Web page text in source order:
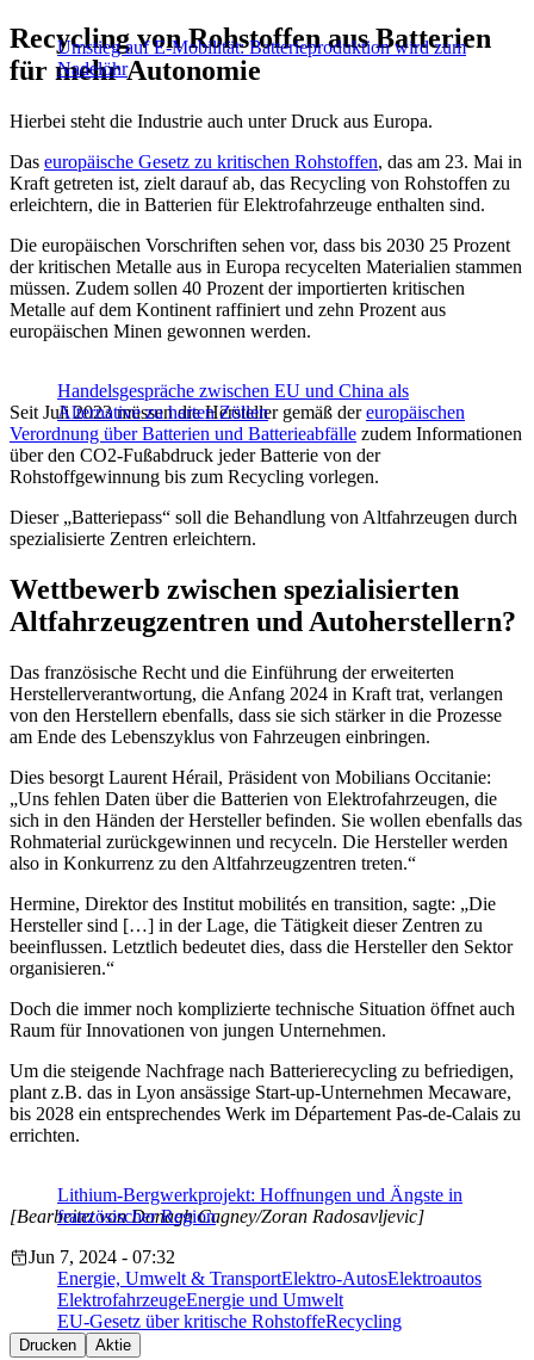
Umstieg auf E-Mobilität: Batterieproduktion wird zum
Nadelöhr
Recycling von Rohstoffen aus Batterien
für mehr Autonomie
Hierbei steht die Industrie auch unter Druck aus Europa.
Das europäische Gesetz zu kritischen Rohstoffen, das am 23. Mai in
Kraft getreten ist, zielt darauf ab, das Recycling von Rohstoffen zu
erleichtern, die in Batterien für Elektrofahrzeuge enthalten sind.
Die europäischen Vorschriften sehen vor, dass bis 2030 25 Prozent
der kritischen Metalle aus in Europa recycelten Materialien stammen
müssen. Zudem sollen 40 Prozent der importierten kritischen
Metalle auf dem Kontinent raffiniert und zehn Prozent aus
europäischen Minen gewonnen werden.
Handelsgespräche zwischen EU und China als
Alternative zu harten Zöllen
Seit Juli 2023 müssen die Hersteller gemäß dereuropäischen
Verordnung über Batterien und Batterieabfälle zudem Informationen
über den CO2-Fußabdruck jeder Batterie von der
Rohstoffgewinnung bis zum Recycling vorlegen.
Dieser „Batteriepass“ soll die Behandlung von Altfahrzeugen durch
spezialisierte Zentren erleichtern.
Wettbewerb zwischen spezialisierten
Altfahrzeugzentren und Autoherstellern?
Das französische Recht und die Einführung der erweiterten
Herstellerverantwortung, die Anfang 2024 in Kraft trat, verlangen
von den Herstellern ebenfalls, dass sie sich stärker in die Prozesse
am Ende des Lebenszyklus von Fahrzeugen einbringen.
Dies besorgt Laurent Hérail, Präsident von Mobilians Occitanie:
„Uns fehlen Daten über die Batterien von Elektrofahrzeugen, die
sich in den Händen der Hersteller befinden. Sie wollen ebenfalls das
Rohmaterial zurückgewinnen und recyceln. Die Hersteller werden
also in Konkurrenz zu den Altfahrzeugzentren treten.“
Hermine, Direktor des Institut mobilités en transition, sagte: „Die
Hersteller sind […] in der Lage, die Tätigkeit dieser Zentren zu
beeinflussen. Letztlich bedeutet dies, dass die Hersteller den Sektor
organisieren.“
Doch die immer noch komplizierte technische Situation öffnet auch
Raum für Innovationen von jungen Unternehmen.
Um die steigende Nachfrage nach Batterierecycling zu befriedigen,
plant z.B. das in Lyon ansässige Start-up-Unternehmen Mecaware,
bis 2028 ein entsprechendes Werk im Département Pas-de-Calais zu
errichten.
Lithium-Bergwerkprojekt: Hoffnungen und Ängste in
französischer Region
[Bearbeitet von Donagh Cagney/Zoran Radosavljevic]
Jun 7, 2024 - 07:32
Energie, Umwelt & TransportElektro-AutosElektroautos
ElektrofahrzeugeEnergie und Umwelt
EU-Gesetz über kritische RohstoffeRecycling
Drucken Aktie